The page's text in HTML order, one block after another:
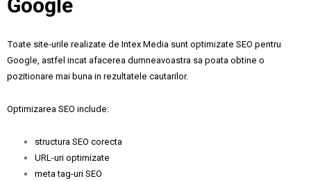
Google
Toate site-urile realizate de Intex Media sunt optimizate SEO pentru
Google, astfel incat afacerea dumneavoastra sa poata obtine o
pozitionare mai buna in rezultatele cautarilor.
Optimizarea SEO include:
structura SEO corecta
URL-uri optimizate
meta tag-uri SEO